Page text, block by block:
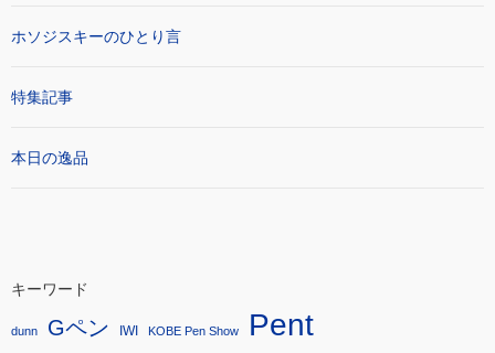
ホソジスキーのひとり言
特集記事
本日の逸品
キーワード
dunn Gペン IWI KOBE Pen Show Pent